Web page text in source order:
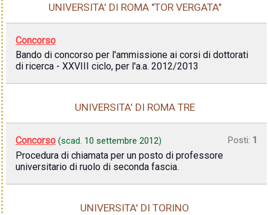
UNIVERSITA' DI ROMA "TOR VERGATA"
Concorso
Bando di concorso per l'ammissione ai corsi di dottorati
di ricerca - XXVIII ciclo, per l'a.a. 2012/2013
UNIVERSITA' DI ROMA TRE
Concorso (scad. 10 settembre 2012) Posti: 1
Procedura di chiamata per un posto di professore
universitario di ruolo di seconda fascia.
UNIVERSITA' DI TORINO